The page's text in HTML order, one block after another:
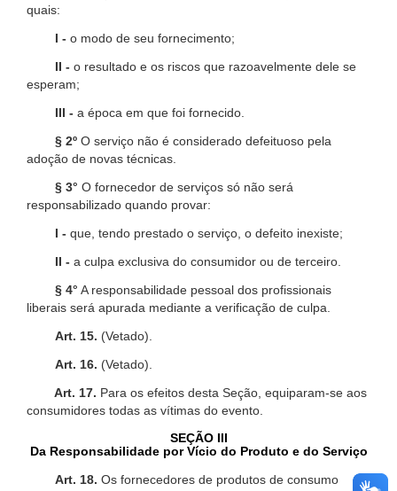
quais:
I - o modo de seu fornecimento;
II - o resultado e os riscos que razoavelmente dele se
esperam;
III - a época em que foi fornecido.
§ 2º O serviço não é considerado defeituoso pela
adoção de novas técnicas.
§ 3° O fornecedor de serviços só não será
responsabilizado quando provar:
I - que, tendo prestado o serviço, o defeito inexiste;
II - a culpa exclusiva do consumidor ou de terceiro.
§ 4° A responsabilidade pessoal dos profissionais
liberais será apurada mediante a verificação de culpa.
Art. 15. (Vetado).
Art. 16. (Vetado).
Art. 17. Para os efeitos desta Seção, equiparam-se aos
consumidores todas as vítimas do evento.
SEÇÃO III
Da Responsabilidade por Vício do Produto e do Serviço
Art. 18. Os fornecedores de produtos de consumo